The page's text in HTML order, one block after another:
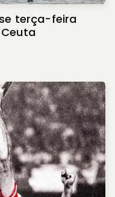
terça-feira